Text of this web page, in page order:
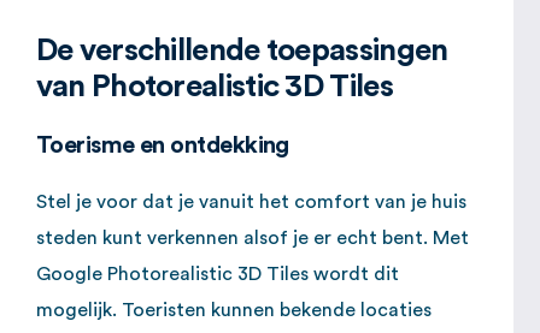
De verschillende toepassingen
van Photorealistic 3D Tiles
Toerisme en ontdekking
Stel je voor dat je vanuit het comfort van je huis
steden kunt verkennen alsof je er echt bent. Met
Google Photorealistic 3D Tiles wordt dit
mogelijk. Toeristen kunnen bekende locaties